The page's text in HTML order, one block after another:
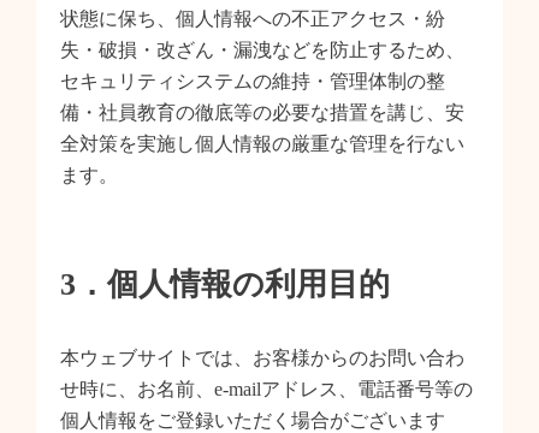
状態に保ち、個人情報への不正アクセス・紛
失・破損・改ざん・漏洩などを防止するため、
セキュリティシステムの維持・管理体制の整
備・社員教育の徹底等の必要な措置を講じ、安
全対策を実施し個人情報の厳重な管理を行ない
ます。
3．個人情報の利用目的
本ウェブサイトでは、お客様からのお問い合わ
せ時に、お名前、e-mailアドレス、電話番号等の
個人情報をご登録いただく場合がございます